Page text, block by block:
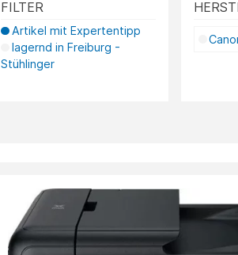
FILTER
Artikel mit Expertentipp
lagernd in Freiburg -
Stühlinger